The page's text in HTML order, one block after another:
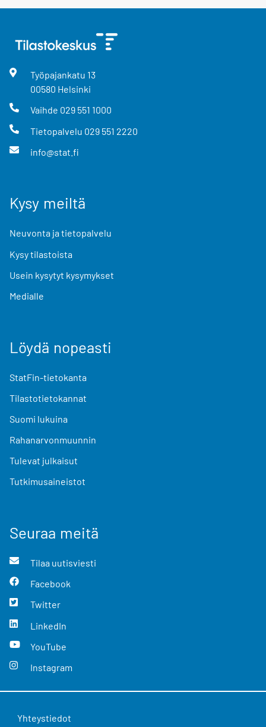
Työpajankatu 13
00580 Helsinki
Vaihde 029 551 1000
Tietopalvelu 029 551 2220
info@stat.fi
Kysy meiltä
Neuvonta ja tietopalvelu
Kysy tilastoista
Usein kysytyt kysymykset
Medialle
Löydä nopeasti
StatFin-tietokanta
Tilastotietokannat
Suomi lukuina
Rahanarvonmuunnin
Tulevat julkaisut
Tutkimusaineistot
Seuraa meitä
Tilaa uutisviesti
Facebook
Twitter
LinkedIn
YouTube
Instagram
Yhteystiedot